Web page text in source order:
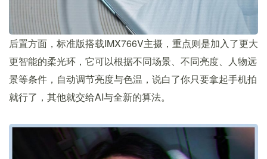
后置方面，标准版搭载IMX766V主摄，重点则是加入了更大
更智能的柔光环，它可以根据不同场景、不同亮度、人物远
景等条件，自动调节亮度与色温，说白了你只要拿起手机拍
就行了，其他就交给AI与全新的算法。